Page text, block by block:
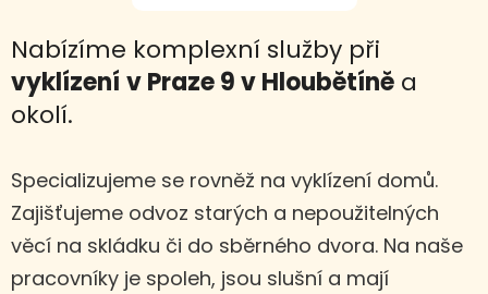
Nabízíme komplexní služby při
vyklízení v Praze 9 v Hloubětíně a
okolí.
Specializujeme se rovněž na vyklízení domů.
Zajišťujeme odvoz starých a nepoužitelných
věcí na skládku či do sběrného dvora. Na naše
pracovníky je spoleh, jsou slušní a mají